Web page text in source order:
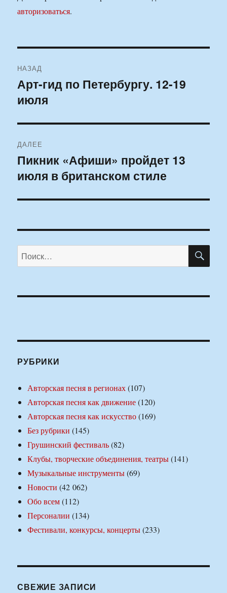
авторизоваться.
по
записям
НАЗАД
Предыдущая
запись:
Арт-гид по Петербургу. 12-19
июля
ДАЛЕЕ
Следующая
запись:
Пикник «Афиши» пройдет 13
июля в британском стиле
Искать:
РУБРИКИ
Авторская песня в регионах(107)
Авторская песня как движение(120)
Авторская песня как искусство(169)
Без рубрики (145)
Грушинский фестиваль(82)
Клубы, творческие объединения, театры(141)
Музыкальные инструменты(69)
Новости (42 062)
Обо всем(112)
Персоналии (134)
Фестивали, конкурсы, концерты(233)
СВЕЖИЕ ЗАПИСИ